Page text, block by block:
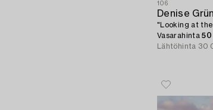
106
Denise
"Looking at
Vasarahinta50
Lähtöhinta 30